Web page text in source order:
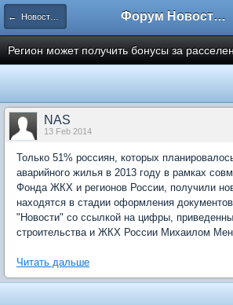
← Новости рынка недвижимости Форум Новостройки
Регион может получить бонусы за
NAS
13 Feb 2014
Только 51% россиян, которых
аварийного жилья в 2013 году в рамках
Фонда ЖКХ и регионов России, получили
находятся в стадии оформления
"Новости" со ссылкой на цифры,
строительства и ЖКХ России Михаилом
Читать дальше